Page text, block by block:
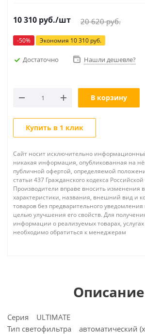
10 310 руб./шт 20 620руб.
-50% Экономия 10 310 руб.
Достаточно Нашли дешевле?
В корзину
Купить в 1 клик
Сайт носит исключительно
никакая информация, опубликованная на
публичной офертой, определяемой
статьи 437 Гражданского кодекса
Производители вправе вносить изменения
характеристики, названия, внешний вид и
товаров без предварительного уведомления
целью улучшения его свойств. Для
информации о реализуемых товарах,
необходимо обратиться к менеджерам
Описание
Серия ULTIMATE
Тип светофильтра автоматический